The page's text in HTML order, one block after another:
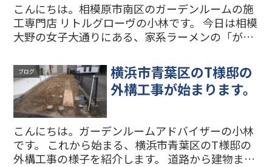
こんにちは。相模原市南区のガーデンルームの施
工専門店 リトルグローヴの小林です。 今日は相模
大野の女子大通りにある、家系ラーメンの「がん
中盛りラーメンを注文しました。スープと麺も好
みの味で、特にチ...
ブログ
横浜市青葉区のT様邸の
外構工事が始まります。
こんにちは。ガーデンルームアドバイザーの小林
です。 これから始まる、横浜市青葉区のT様邸の
外構工事の様子を紹介します。 道路から建物まで